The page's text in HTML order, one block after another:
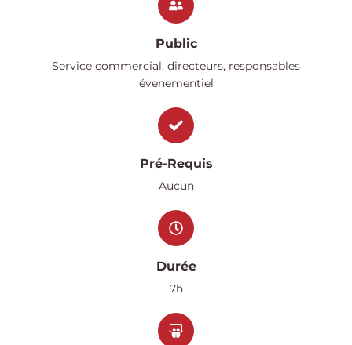
Public
Service commercial, directeurs, responsables
évenementiel
Pré-Requis
Aucun
Durée
7h